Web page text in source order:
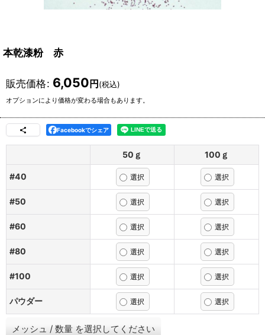
本乾漆粉 赤
販売価格: 6,050円(税込)
オプションにより価格が変わる場合もあります。
Facebookでシェア
50ｇ 100ｇ
#40
#50
#60
#80
#100
パウダー
メッシュ / 数量 を選択してください